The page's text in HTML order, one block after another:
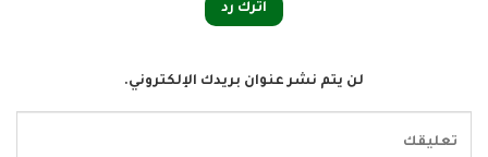
اترك رد
لن يتم نشر عنوان بريدك الإلكتروني.